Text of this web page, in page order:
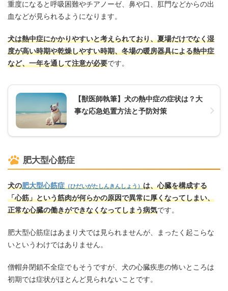
重度になると呼吸困難やチアノーゼ、鼻や口、肛門などからの出
血などが見られるようになります。
犬は熱中症にかかりやすいと考えられており、夏場だけでなく湿
度が高い時期や乾燥しやすい時期、冬場の暖房器具による熱中症
など、一年を通して注意が必要です。
【獣医師執筆】犬の熱中症の症状は？大
事な応急処置方法と予防対策
肥大型心筋症
犬の肥大型心筋症（ひだいがたしんきんしょう）は、心臓を構成する
「心筋」という筋肉が何らかの原因で異常に厚くなってしまい、
正常な心臓の働きができなくなってしまう病気です。
肥大型心筋症はあまり犬では見られませんが、まったく起こらな
いというわけではありません。
僧帽弁閉鎖不全症でもそうですが、犬の心臓疾患の怖いところは
初期では症状がほとんど見られないことです。